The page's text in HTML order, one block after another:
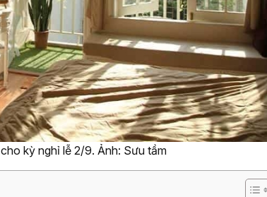
kỳ nghỉ lễ 2/9. Ảnh: Sưu tầm